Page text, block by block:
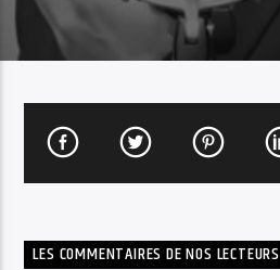
LES COMMENTAIRES DE NOS LECTEURS